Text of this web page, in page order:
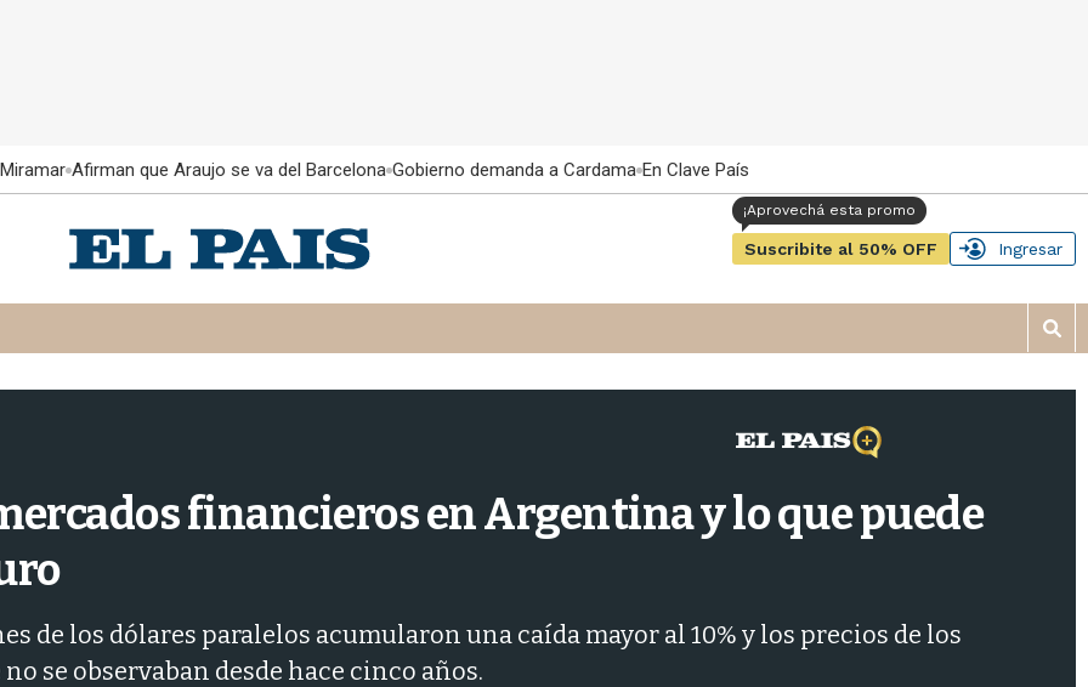
Afirman que Araujo se va del Barcelona Gobierno demanda a Cardama En Clave País
Suscribite al 50% OFF Ingresar
M
o
s
financieros en Argentina y lo que puede
de los dólares paralelos acumularon una caída mayor al 10% y los precios de los
se observaban desde hace cinco años.